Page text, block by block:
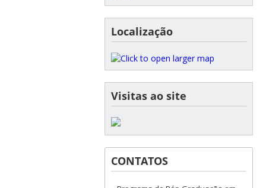
Localização
Visitas ao site
CONTATOS